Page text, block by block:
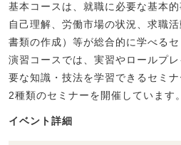
基本コースは、就職に必要な基本
自己理解、労働市場の状況、求職
書類の作成）等が総合的に学べるセ
演習コースでは、実習やロールプ
要な知識・技法を学習できるセミ
2種類のセミナーを開催しています。
イベント詳細